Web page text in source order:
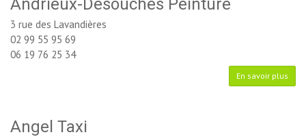
Andrieux-Desouches Peinture
3 rue des Lavandières
02 99 55 95 69
06 19 76 25 34
En savoir plus
Angel Taxi